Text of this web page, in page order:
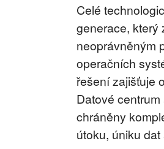
Celé
generace, který
neoprávněným
operačních
řešení zajišťuje
Datové
chráněny
útoku, úniku